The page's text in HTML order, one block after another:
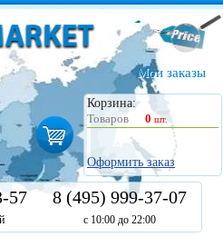
Мои заказы
Корзина:
Товаров
0 шт.
Оформить заказ
57 8 (495) 999-37-07
с 10:00 до 22:00